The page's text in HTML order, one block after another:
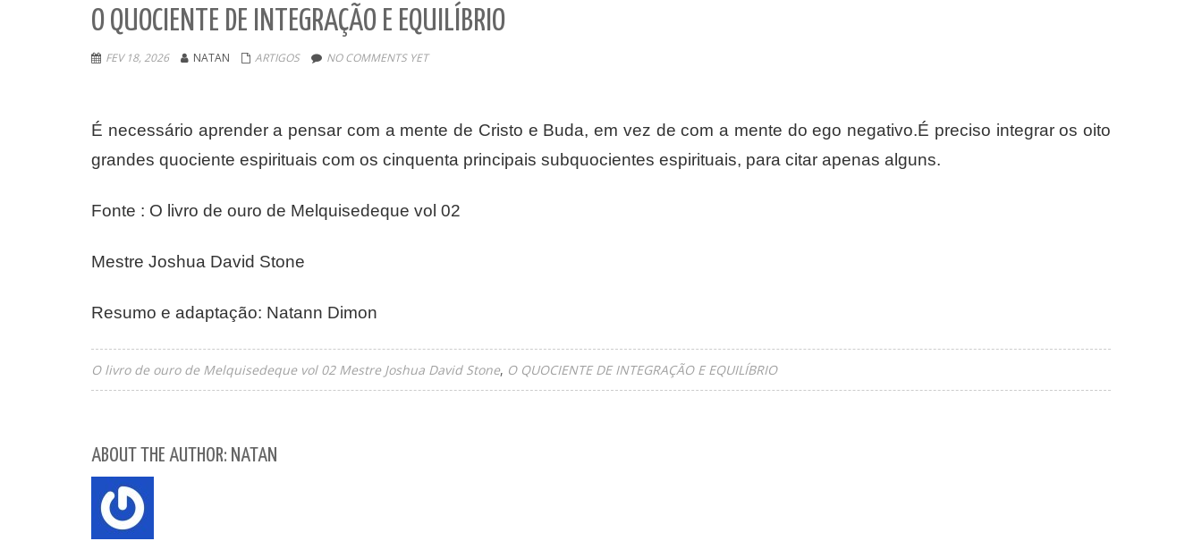
O QUOCIENTE DE INTEGRAÇÃO E EQUILÍBRIO
FEV 18, 2026 NATAN ARTIGOS NO COMMENTS YET
É necessário aprender a pensar com a mente de Cristo e Buda, em vez de com a mente do ego negativo.É preciso integrar os oito
grandes quociente espirituais com os cinquenta principais subquocientes espirituais, para citar apenas alguns.
Fonte : O livro de ouro de Melquisedeque vol 02
Mestre Joshua David Stone
Resumo e adaptação: Natann Dimon
O livro de ouro de Melquisedeque vol 02 Mestre Joshua David Stone O QUOCIENTE DE INTEGRAÇÃO E EQUILÍBRIO
ABOUT THE AUTHOR: NATAN